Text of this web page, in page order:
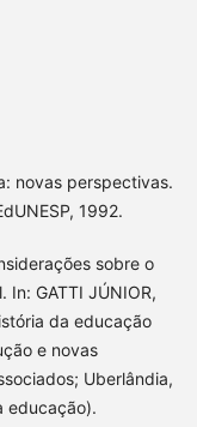
novas perspectivas.
1992.
sobre o
In: GATTI JÚNIOR,
da educação
e novas
Uberlândia,
educação).